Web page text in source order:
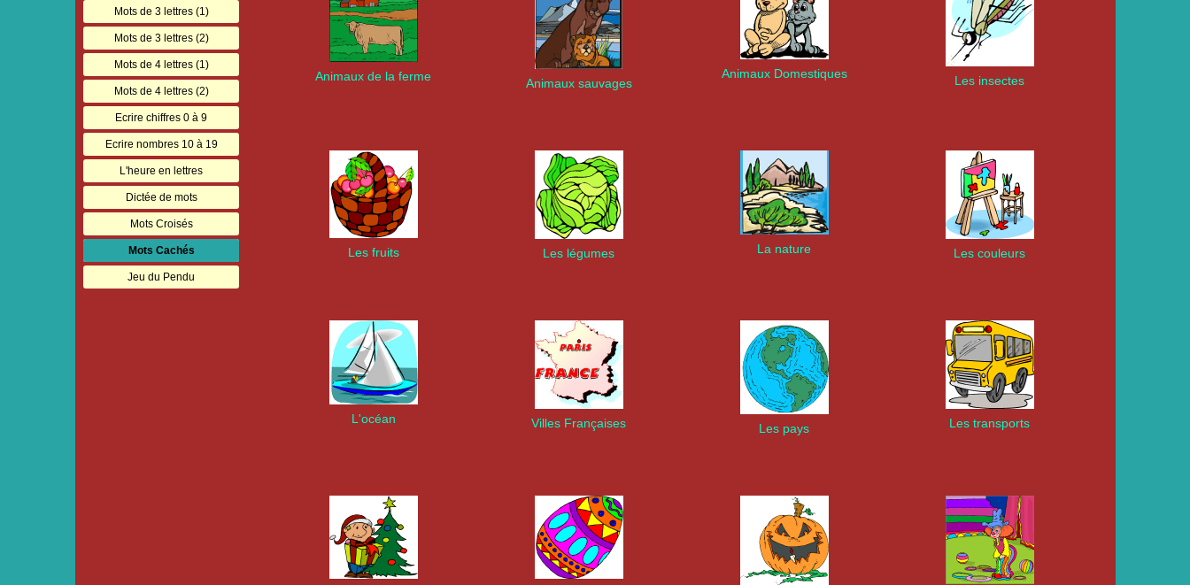
Mots de 3 lettres (1)
Mots de 3 lettres (2)
Mots de 4 lettres (1)
Mots de 4 lettres (2)
Ecrire chiffres 0 à 9
Ecrire nombres 10 à 19
L'heure en lettres
Dictée de mots
Mots Croisés
Mots Cachés
Jeu du Pendu
Animaux de la ferme Animaux sauvages
Animaux Domestiques Les insectes
Les fruits Les légumes La nature Les couleurs
L'océan Villes Françaises Les pays Les transports